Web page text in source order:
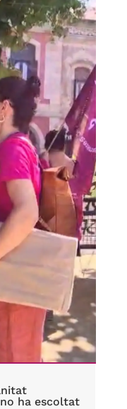
ha escoltat